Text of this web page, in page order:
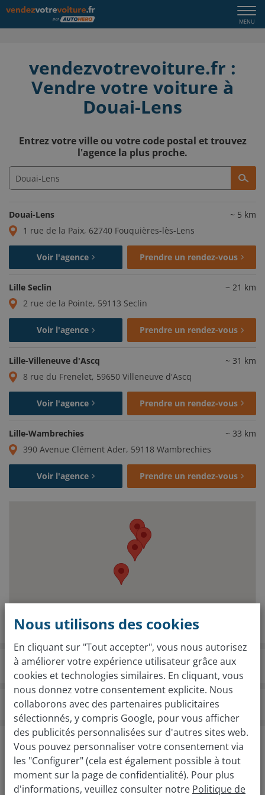
MENU
vendezvotrevoiture.fr :
Vendre votre voiture à
Douai-Lens
Entrez votre ville ou votre code postal et trouvez
l'agence la plus proche.
Douai-Lens ~ 5 km
1 rue de la Paix, 62740 Fouquières-lès-Lens
Voir l'agence Prendre un rendez-vous
Lille Seclin ~ 21 km
2 rue de la Pointe, 59113 Seclin
Voir l'agence Prendre un rendez-vous
Lille-Villeneuve d'Ascq ~ 31 km
8 rue du Frenelet, 59650 Villeneuve d'Ascq
Voir l'agence Prendre un rendez-vous
Lille-Wambrechies ~ 33 km
390 Avenue Clément Ader, 59118 Wambrechies
Voir l'agence Prendre un rendez-vous
vendezvotrevoiture.fr Agences Douai-Lens
Évaluation gratuite de votre voiture en 2
étapes
Quelle est la marque de votre voiture ?
Nous utilisons des cookies
En cliquant sur "Tout accepter", vous nous autorisez
à améliorer votre expérience utilisateur grâce aux
cookies et technologies similaires. En cliquant, vous
nous donnez votre consentement explicite. Nous
collaborons avec des partenaires publicitaires
sélectionnés, y compris Google, pour vous afficher
des publicités personnalisées sur d'autres sites web.
Vous pouvez personnaliser votre consentement via
les "Configurer" (cela est également possible à tout
moment sur la page de confidentialité). Pour plus
d'informations, veuillez consulter notre Politique de